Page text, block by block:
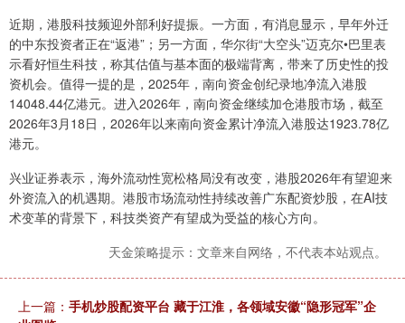
近期，港股科技频迎外部利好提振。一方面，有消息显示，早年外迁
的中东投资者正在“返港”；另一方面，华尔街“大空头”迈克尔•巴里表
示看好恒生科技，称其估值与基本面的极端背离，带来了历史性的投
资机会。值得一提的是，2025年，南向资金创纪录地净流入港股
14048.44亿港元。进入2026年，南向资金继续加仓港股市场，截至
2026年3月18日，2026年以来南向资金累计净流入港股达1923.78亿
港元。
兴业证券表示，海外流动性宽松格局没有改变，港股2026年有望迎来
外资流入的机遇期。港股市场流动性持续改善广东配资炒股，在AI技
术变革的背景下，科技类资产有望成为受益的核心方向。
天金策略提示：文章来自网络，不代表本站观点。
上一篇： 手机炒股配资平台 藏于江淮，各领域安徽“隐形冠军”企